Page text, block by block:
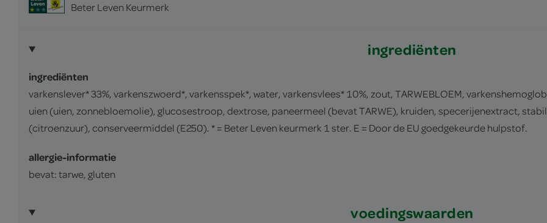
Beter Leven Keurmerk
ingrediënten
ingrediënten
varkenslever* 33%, varkenszwoerd*, varkensspek*, water, varkensvlees* 10%, zout, TARWEBLOEM,
uien (uien, zonnebloemolie), glucosestroop, dextrose, paneermeel (bevat TARWE), kruiden, specerijenextract,
(citroenzuur), conserveermiddel (E250). * = Beter Leven keurmerk 1 ster. E = Door de EU goedgekeurde hulpstof.
allergie-informatie
bevat: tarwe, gluten
voedingswaarden